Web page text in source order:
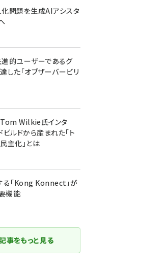
化問題を生成AIアシスタ
的ユーザーであるグ
した「オブザーバービリ
Wilkie氏インタ
ビルドから産まれた「ト
主化」とは
る「Kong Konnect」が
機能
事をもっと見る